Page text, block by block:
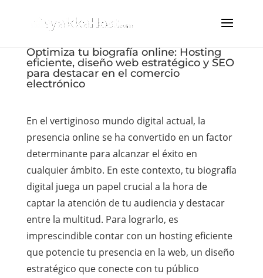
Optimiza tu biografía online: Hosting
eficiente, diseño web estratégico y SEO
para destacar en el comercio
electrónico
En el vertiginoso mundo digital actual, la
presencia online se ha convertido en un factor
determinante para alcanzar el éxito en
cualquier ámbito. En este contexto, tu biografía
digital juega un papel crucial a la hora de
captar la atención de tu audiencia y destacar
entre la multitud. Para lograrlo, es
imprescindible contar con un hosting eficiente
que potencie tu presencia en la web, un diseño
estratégico que conecte con tu público